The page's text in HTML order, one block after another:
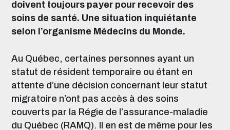
doivent toujours payer pour recevoir des
soins de santé. Une situation inquiétante
selon l’organisme Médecins du Monde.
Au Québec, certaines personnes ayant un
statut de résident temporaire ou étant en
attente d’une décision concernant leur statut
migratoire n’ont pas accès à des soins
couverts par la Régie de l’assurance-maladie
du Québec (RAMQ). Il en est de même pour les